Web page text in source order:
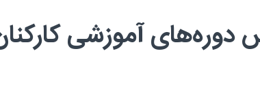
آموزشی